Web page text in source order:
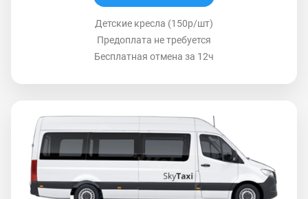
Детские кресла (150р/шт)
Предоплата не требуется
Бесплатная отмена за 12ч